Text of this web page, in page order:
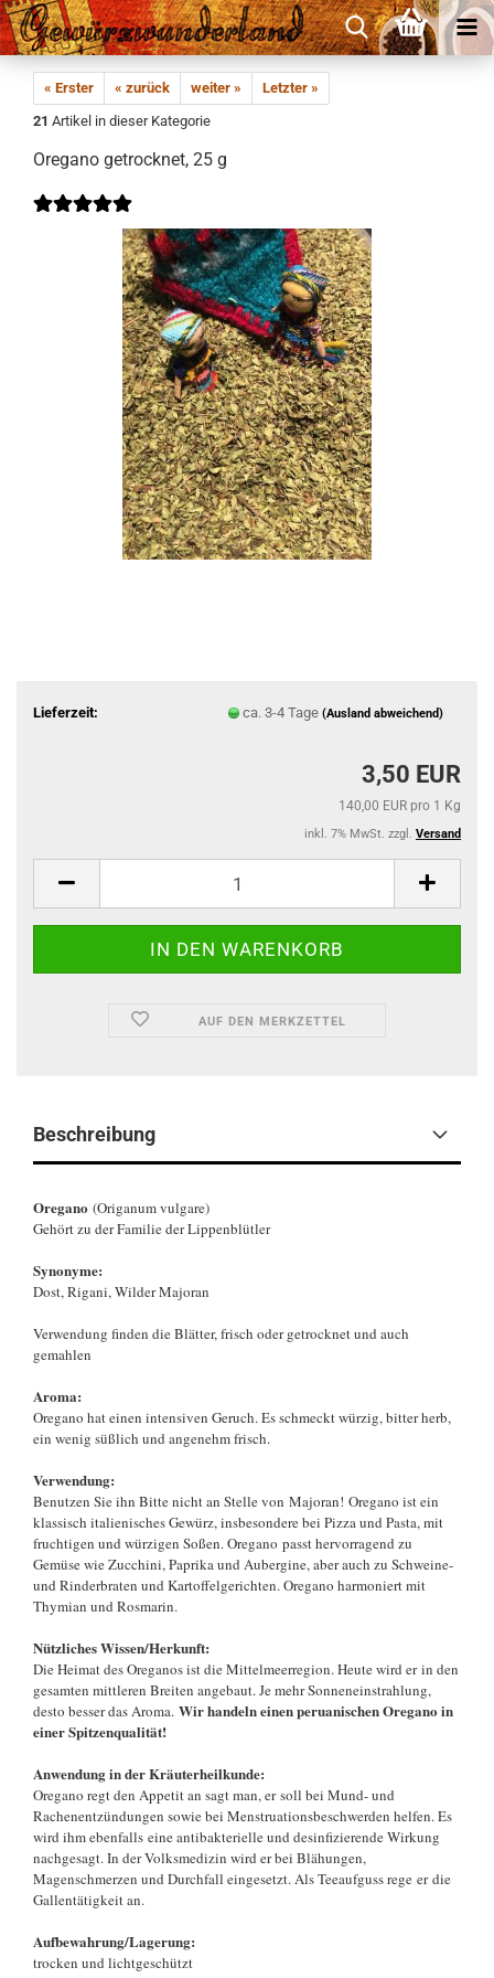
« Erster « zurück weiter »
Letzter »
21 Artikel in dieser Kategorie
Oregano getrocknet, 25 g
Lieferzeit: ca. 3-4 Tage (Ausland abweichend)
3,50 EUR
140,00 EUR pro 1 Kg
inkl. 7% MwSt. zzgl. Versand
AUF DEN MERKZETTEL
Beschreibung
Oregano (Origanum vulgare)
Gehört zu der Familie der Lippenblütler
Synonyme:
Dost, Rigani, Wilder Majoran
Verwendung finden die Blätter, frisch oder getrocknet und auch
gemahlen
Aroma:
Oregano hat einen intensiven Geruch. Es schmeckt würzig, bitter herb,
ein wenig süßlich und angenehm frisch.
Verwendung:
Benutzen Sie ihn Bitte nicht an Stelle von Majoran! Oregano ist ein
klassisch italienisches Gewürz, insbesondere bei Pizza und Pasta, mit
fruchtigen und würzigen Soßen. Oregano passt hervorragend zu
Gemüse wie Zucchini, Paprika und Aubergine, aber auch zu Schweine-
und Rinderbraten und Kartoffelgerichten. Oregano harmoniert mit
Thymian und Rosmarin.
Nützliches Wissen/Herkunft:
Die Heimat des Oreganos ist die Mittelmeerregion. Heute wird er in den
gesamten mittleren Breiten angebaut. Je mehr Sonneneinstrahlung,
desto besser das Aroma. Wir handeln einen peruanischen Oregano in
einer Spitzenqualität!
Anwendung in der Kräuterheilkunde:
Oregano regt den Appetit an sagt man, er soll bei Mund- und
Rachenentzündungen sowie bei Menstruationsbeschwerden helfen. Es
wird ihm ebenfalls eine antibakterielle und desinfizierende Wirkung
nachgesagt. In der Volksmedizin wird er bei Blähungen,
Magenschmerzen und Durchfall eingesetzt. Als Teeaufguss rege er die
Gallentätigkeit an.
Aufbewahrung/Lagerung:
trocken und lichtgeschützt